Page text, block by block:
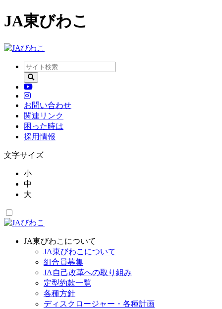
JA東びわこ
お問い合わせ
関連リンク
困った時は
採用情報
文字サイズ
小
中
大
JA東びわこについて
JA東びわこについて
組合員募集
JA自己改革への取り組み
定型約款一覧
各種方針
ディスクロージャー・各種計画